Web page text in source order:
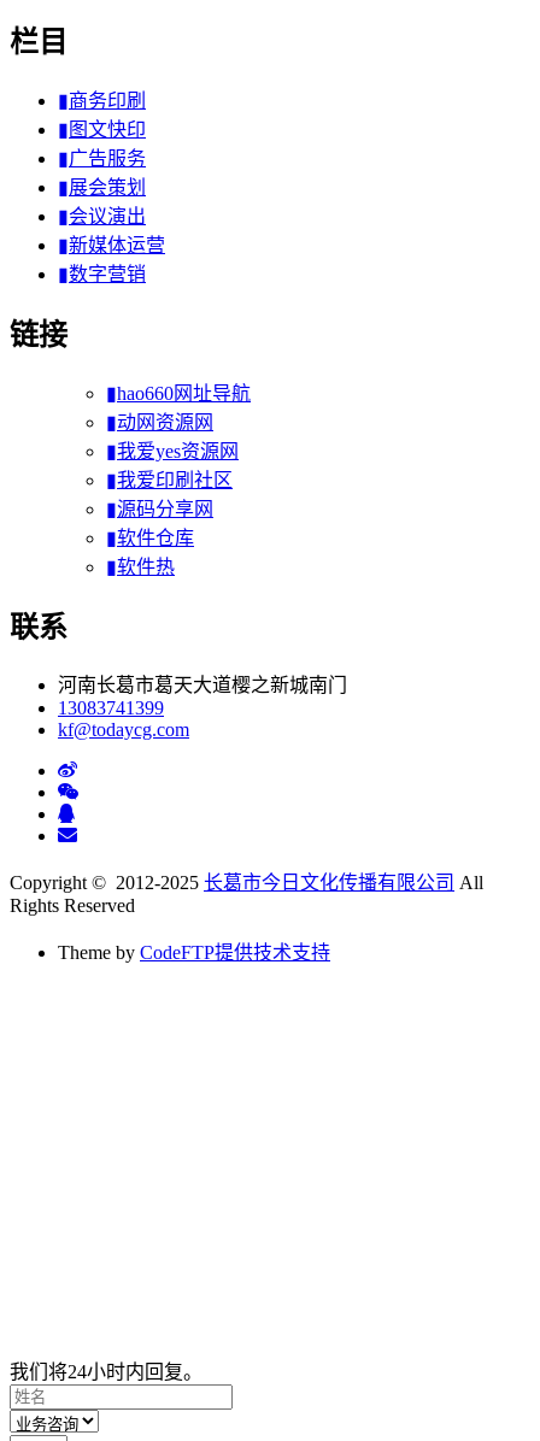
栏目
▮商务印刷
▮图文快印
▮广告服务
▮展会策划
▮会议演出
▮新媒体运营
▮数字营销
链接
▮hao660网址导航
▮动网资源网
▮我爱yes资源网
▮我爱印刷社区
▮源码分享网
▮软件仓库
▮软件热
联系
河南长葛市葛天大道樱之新城南门
13083741399
kf@todaycg.com
Copyright © 2012-2025 长葛市今日文化传播有限公司 All
Rights Reserved
Theme by CodeFTP提供技术支持
我们将24小时内回复。